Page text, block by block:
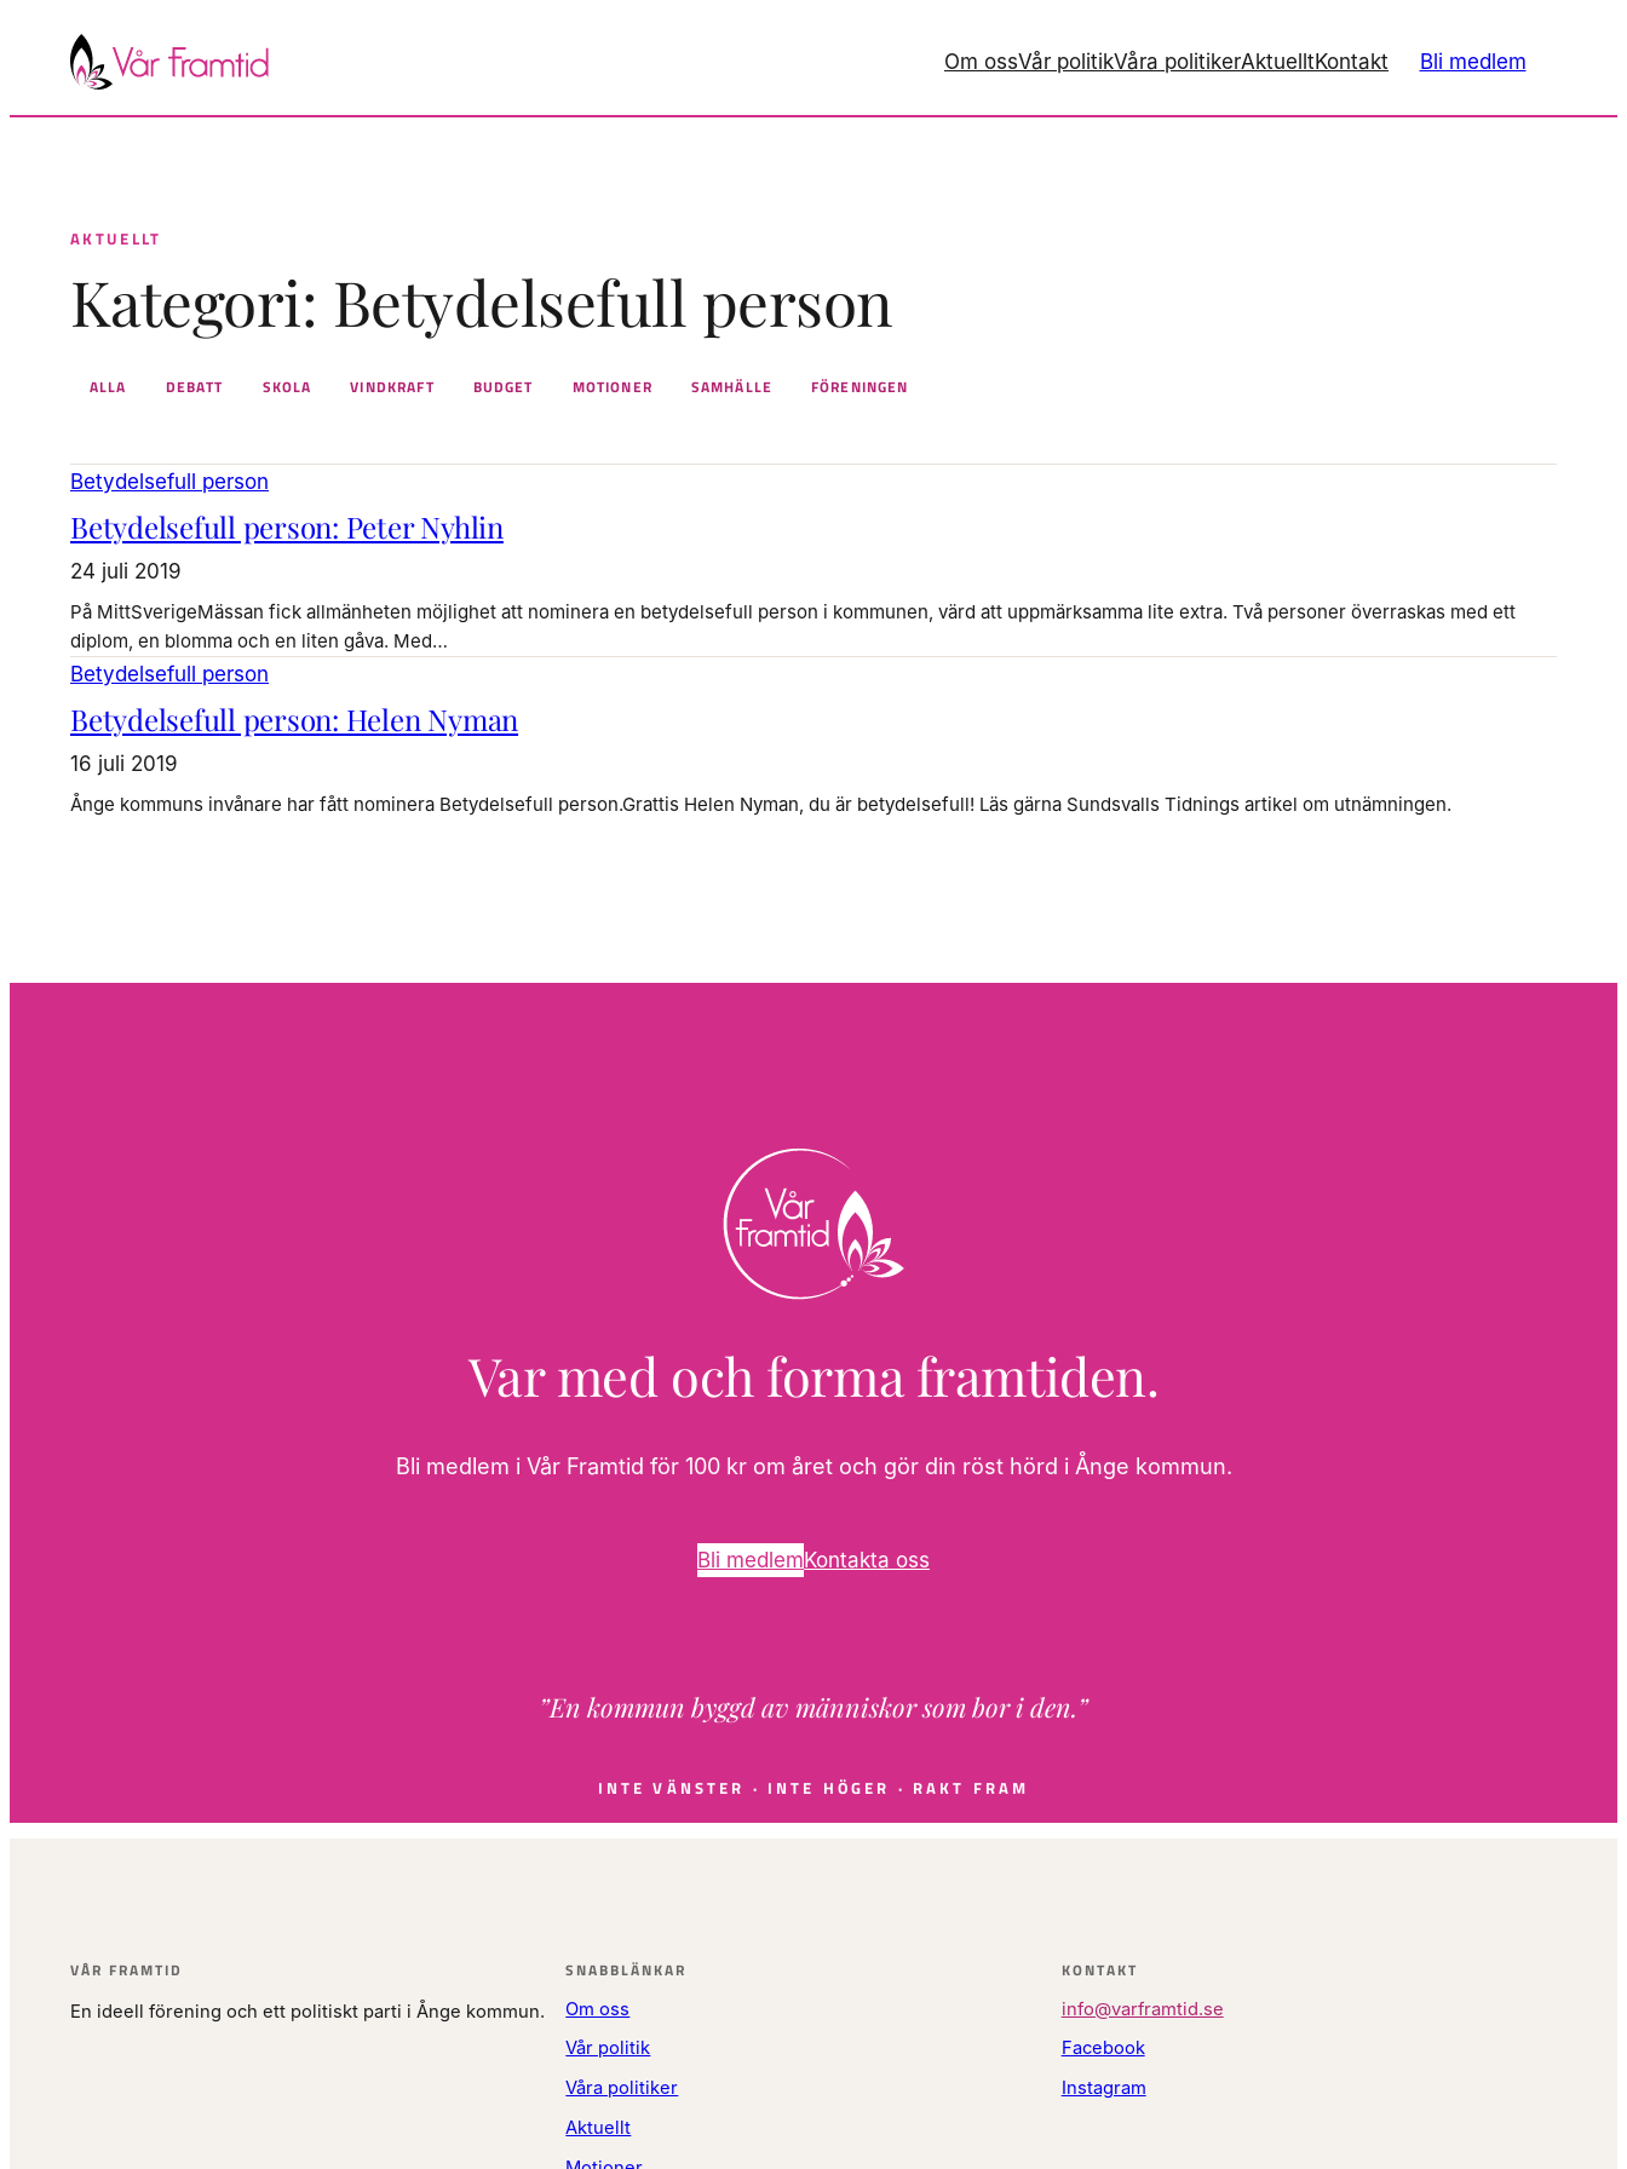
innehåll
Om ossVår politikVåra politikerAktuellt Kontakt Bli medlem
AKTUELLT
Kategori: Betydelsefull person
ALLA DEBATT SKOLA VINDKRAFT BUDGET MOTIONER SAMHÄLLE FÖRENINGEN
Inlägg
Betydelsefull person
Betydelsefull person: Peter Nyhlin
24 juli 2019
På MittSverigeMässan fick allmänheten möjlighet att nominera en betydelsefull person i kommunen, värd att uppmärksamma lite extra. Två personer överraskas med ett
diplom, en blomma och en liten gåva. Med…
Betydelsefull person
Betydelsefull person: Helen Nyman
16 juli 2019
Ånge kommuns invånare har fått nominera Betydelsefull person.Grattis Helen Nyman, du är betydelsefull! Läs gärna Sundsvalls Tidnings artikel om utnämningen.
Var med och forma framtiden.
Bli medlem i Vår Framtid för 100 kr om året och gör din röst hörd i Ånge kommun.
Bli medlemKontakta oss
”En kommun byggd av människor som bor i den.”
INTE VÄNSTER · INTE HÖGER · RAKT FRAM
VÅR FRAMTID
En ideell förening och ett politiskt parti i Ånge kommun.
SNABBLÄNKAR
Om oss
Vår politik
Våra politiker
Aktuellt
KONTAKT
info@varframtid.se
Facebook
Instagram